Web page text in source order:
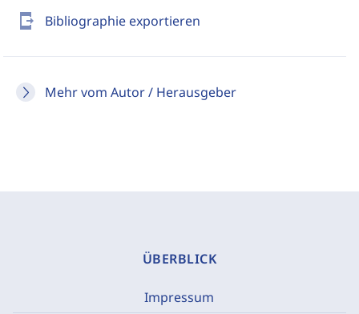
send_to_mobile Bibliographie exportieren
Mehr vom Autor / Herausgeber
ÜBERBLICK
Impressum